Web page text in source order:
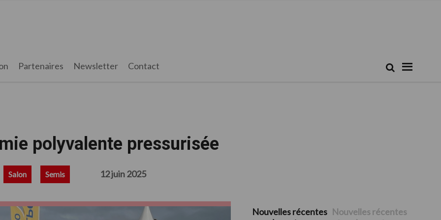
Partenaires Newsletter Contact
polyvalente pressurisée
Salon Semis 12 juin 2025
Barre
Nouvelles récentes Nouvelles récentes